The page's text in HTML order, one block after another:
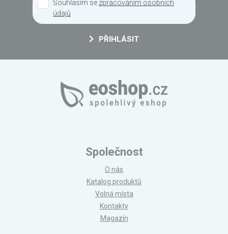
Souhlasím se zpracováním osobních
údajů
PŘIHLÁSIT
Společnost
O nás
Katalog produktů
Volná místa
Kontakty
Magazín